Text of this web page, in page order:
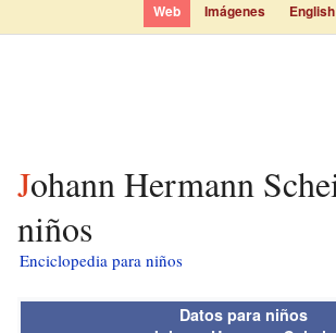
Web Imágenes English
Johann Hermann Schein para
niños
Enciclopedia para niños
Datos para niños